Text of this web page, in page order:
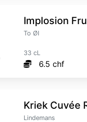
Implosion
To Øl
33 cL
6.5 chf
Kriek Cuvée
Lindemans